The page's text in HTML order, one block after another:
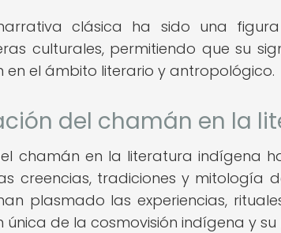
clásica ha sido una
culturales, permitiendo que su
en el ámbito literario y antropológico.
del chamán en la
chamán en la literatura indígena
creencias, tradiciones y mitología
plasmado las experiencias,
de la cosmovisión indígena y